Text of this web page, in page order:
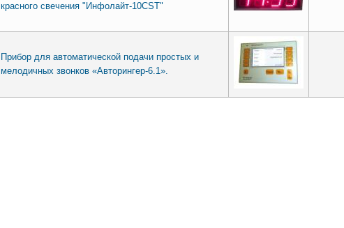
красного свечения "Инфолайт-10CST"
Прибор для автоматической подачи простых и
мелодичных звонков «Авторингер-6.1».